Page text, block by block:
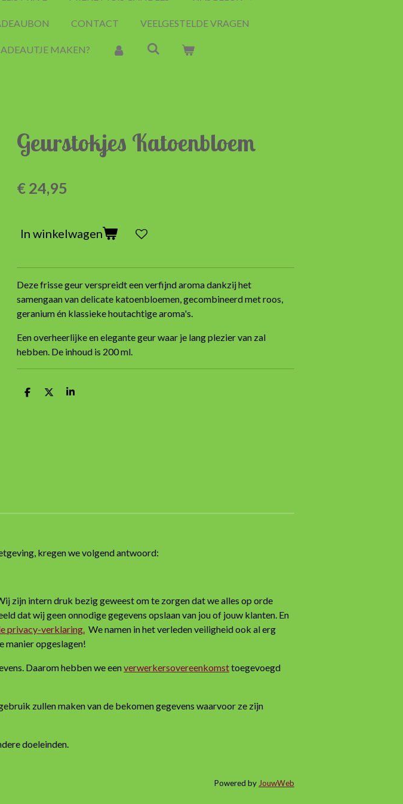
CONTACT VEELGESTELDE VRAGEN
MAKEN?
Geurstokjes Katoenbloem
€ 24,95
In winkelwagen
Deze frisse geur verspreidt een verfijnd aroma dankzij het
samengaan van delicate katoenbloemen, gecombineerd met roos,
geranium én klassieke houtachtige aroma's.
Een overheerlijke en elegante geur waar je lang plezier van zal
hebben. De inhoud is 200 ml.
D
D
S
kregen we volgend antwoord:
zijn intern druk bezig geweest om te zorgen dat we alles op orde
dat wij geen onnodige gegevens opslaan van jou of jouw klanten. En
privacy-verklaring. We namen in het verleden veiligheid ook al erg
manier opgeslagen!
Daarom hebben we eenverwerkersovereenkomsttoegevoegd
zullen maken van de bekomen gegevens waarvoor ze zijn
doeleinden.
Powered byJouwWeb